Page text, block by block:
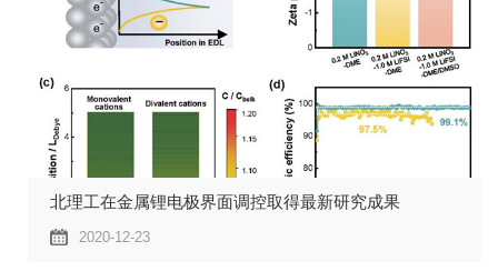
北理工在金属锂电极界面调控取得最新研究成果
2020-12-23